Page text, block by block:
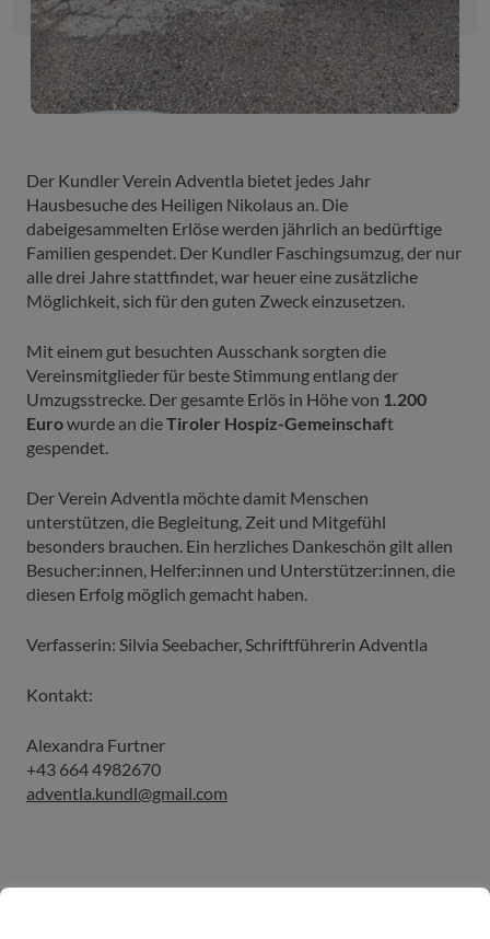
Der Kundler Verein Adventla bietet jedes Jahr
Hausbesuche des Heiligen Nikolaus an. Die
dabeigesammelten Erlöse werden jährlich an bedürftige
Familien gespendet. Der Kundler Faschingsumzug, der nur
alle drei Jahre stattfindet, war heuer eine zusätzliche
Möglichkeit, sich für den guten Zweck einzusetzen.
Mit einem gut besuchten Ausschank sorgten die
Vereinsmitglieder für beste Stimmung entlang der
Umzugsstrecke. Der gesamte Erlös in Höhe von 1.200
Eurowurde an dieTiroler Hospiz-Gemeinschaft
gespendet.
Der Verein Adventla möchte damit Menschen
unterstützen, die Begleitung, Zeit und Mitgefühl
besonders brauchen. Ein herzliches Dankeschön gilt allen
Besucher:innen, Helfer:innen und Unterstützer:innen, die
diesen Erfolg möglich gemacht haben.
Verfasserin: Silvia Seebacher, Schriftführerin Adventla
Kontakt:
Alexandra Furtner
+43 664 4982670
adventla.kundl@gmail.com